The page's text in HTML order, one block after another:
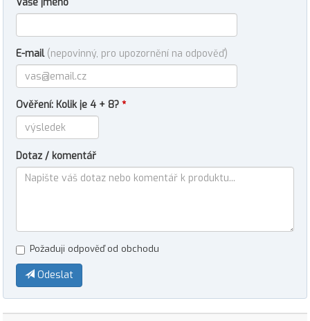
E-mail (nepovinný, pro upozornění na odpověď)
Ověření: Kolik je 4 + 8? *
Dotaz / komentář
Požaduji odpověď od obchodu
Odeslat